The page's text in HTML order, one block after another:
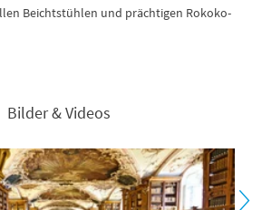
Beichtstühlen und prächtigen Rokoko-
Bilder & Videos